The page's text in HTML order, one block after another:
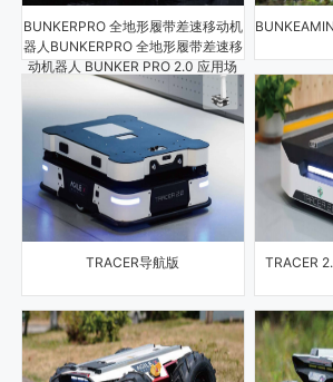
BUNKERPRO 全地形履带差速移动机
器人BUNKERPRO 全地形履带差速移
动机器人 BUNKER PRO 2.0 应用场
景:矿区、油田巡检，重载运输，
TRACER导航版 TRACER